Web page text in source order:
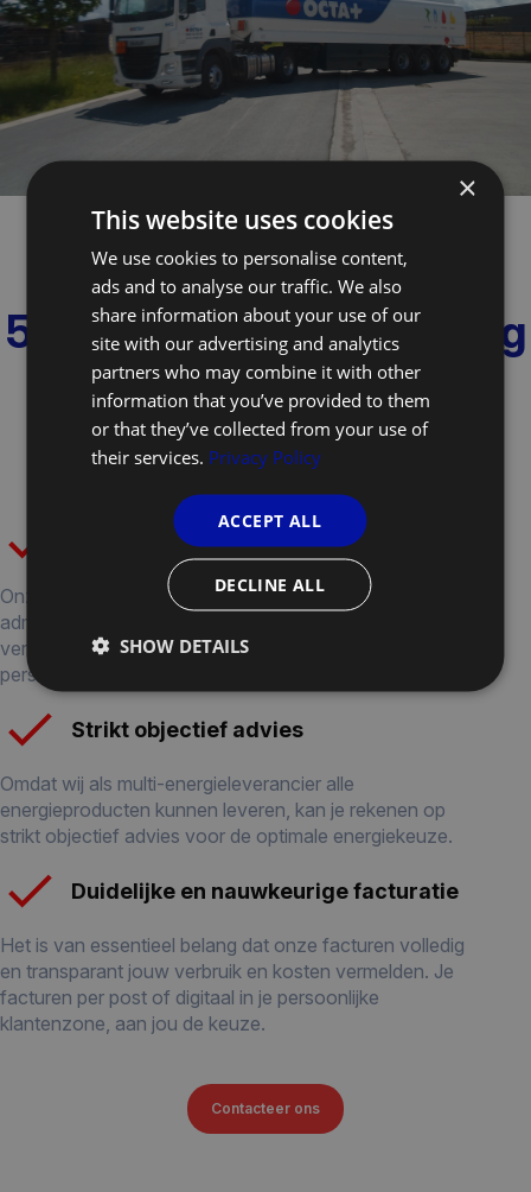
5 sterren dienstverlening
betekent:
Ondersteuning met administratie
Onze medewerkers zijn gespecialiseerd in verschillende
administratieve procedures zoals inschrijvingen,
verhuizingen, stookoliebestellingen, enz. Zij bieden je
persoonlijke ondersteuning in alle omstandigheden.
Strikt objectief advies
Omdat wij als multi-energieleverancier alle
energieproducten kunnen leveren, kan je rekenen op
strikt objectief advies voor de optimale energiekeuze.
Duidelijke en nauwkeurige facturatie
Het is van essentieel belang dat onze facturen volledig
en transparant jouw verbruik en kosten vermelden. Je
facturen per post of digitaal in je persoonlijke
klantenzone, aan jou de keuze.
Contacteer ons
×
This website uses cookies
We use cookies to personalise content,
ads and to analyse our traffic. We also
share information about your use of our
site with our advertising and analytics
partners who may combine it with other
information that you’ve provided to them
or that they’ve collected from your use of
their services. Privacy Policy
ACCEPT ALL
DECLINE ALL
SHOW DETAILS